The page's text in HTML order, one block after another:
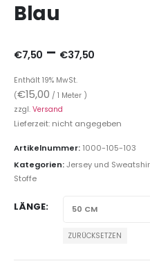
Blau
€7,50 – €37,50
Enthält 19% MwSt.
(€15,00 / 1 Meter )
zzgl. Versand
Lieferzeit: nicht angegeben
Artikelnummer: 1000-105-103
Kategorien:Jersey und
Stoffe
LÄNGE
ZURÜCKSETZEN